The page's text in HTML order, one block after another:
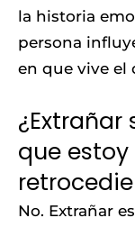
la historia
persona
en que vive el
¿Extrañar
que estoy
No. Extrañar